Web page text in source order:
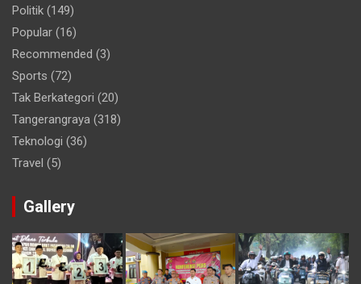
Politik (149)
Popular (16)
Recommended (3)
Sports (72)
Tak Berkategori (20)
Tangerangraya (318)
Teknologi (36)
Travel (5)
Gallery